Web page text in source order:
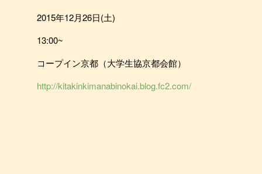
2015年12月26日(土)
13:00~
コープイン京都（大学生協京都会館）
http://kitakinkimanabinokai.blog.fc2.com/